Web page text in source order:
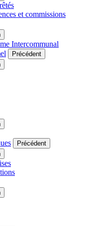
et commissions
Intercommunal
Précédent
Précédent